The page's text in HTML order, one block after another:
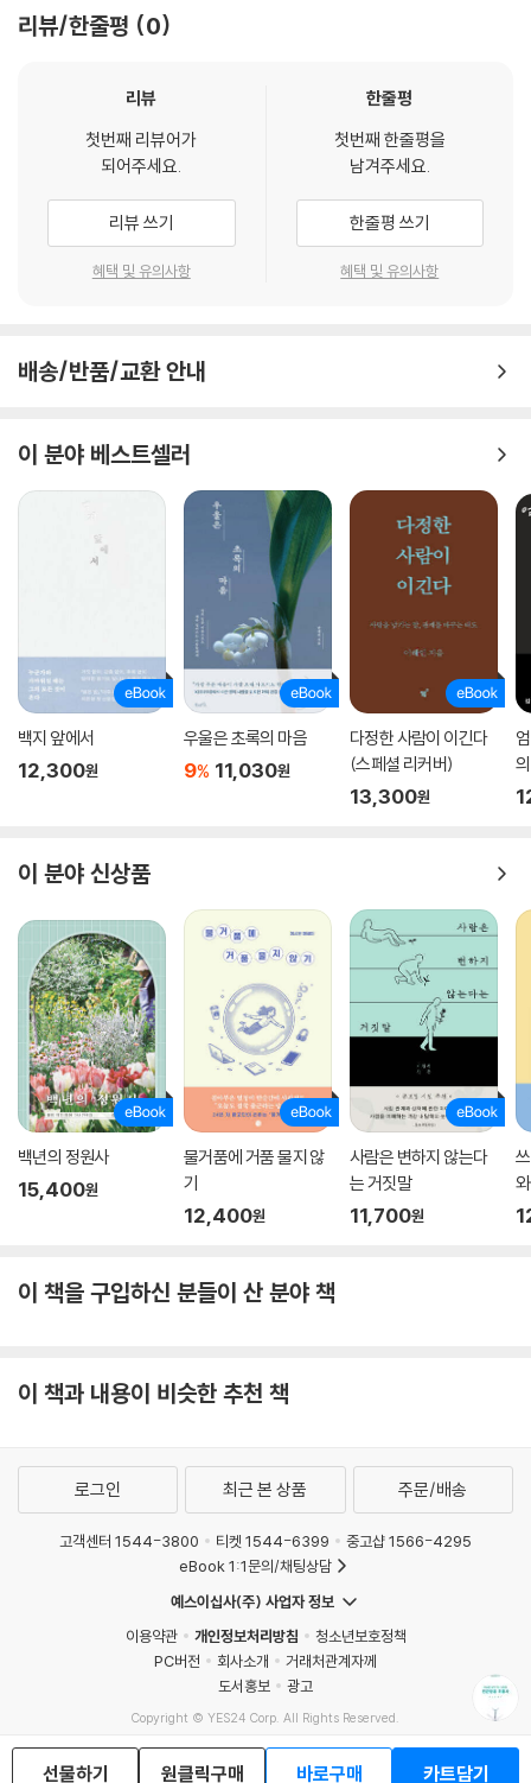
리뷰/한줄평 0
리뷰
첫번째 리뷰어가
되어주세요.
리뷰 쓰기
혜택 및 유의사항
한줄평
첫번째 한줄평을
남겨주세요.
한줄평 쓰기
혜택 및 유의사항
배송/반품/교환 안내
이 분야 베스트셀러
백지 앞에서
12,300원
우울은 초록의 마음
9% 11,030원
다정한 사람이 이긴다
(스페셜 리커버)
13,300원
이 분야 신상품
백년의 정원사
15,400원
물거품에 거품 물지 않
기
12,400원
사람은 변하지 않는다
는 거짓말
11,700원
이 책을 구입하신 분들이 산 분야 책
이 책과 내용이 비슷한 추천 책
선물하기 원클릭구매 바로구매 카트담기
로그인 최근 본 상품 주문/배송
고객센터 1544-3800 티켓 1544-6399
중고샵 1566-4295
eBook 1:1문의/채팅상담
예스이십사(주) 사업자 정보
이용약관
개인정보처리방침
청소년보호정책
PC버전
회사소개
거래처관계자께
도서홍보
광고
Copyright © YES24 Corp. All Rights Reserved.